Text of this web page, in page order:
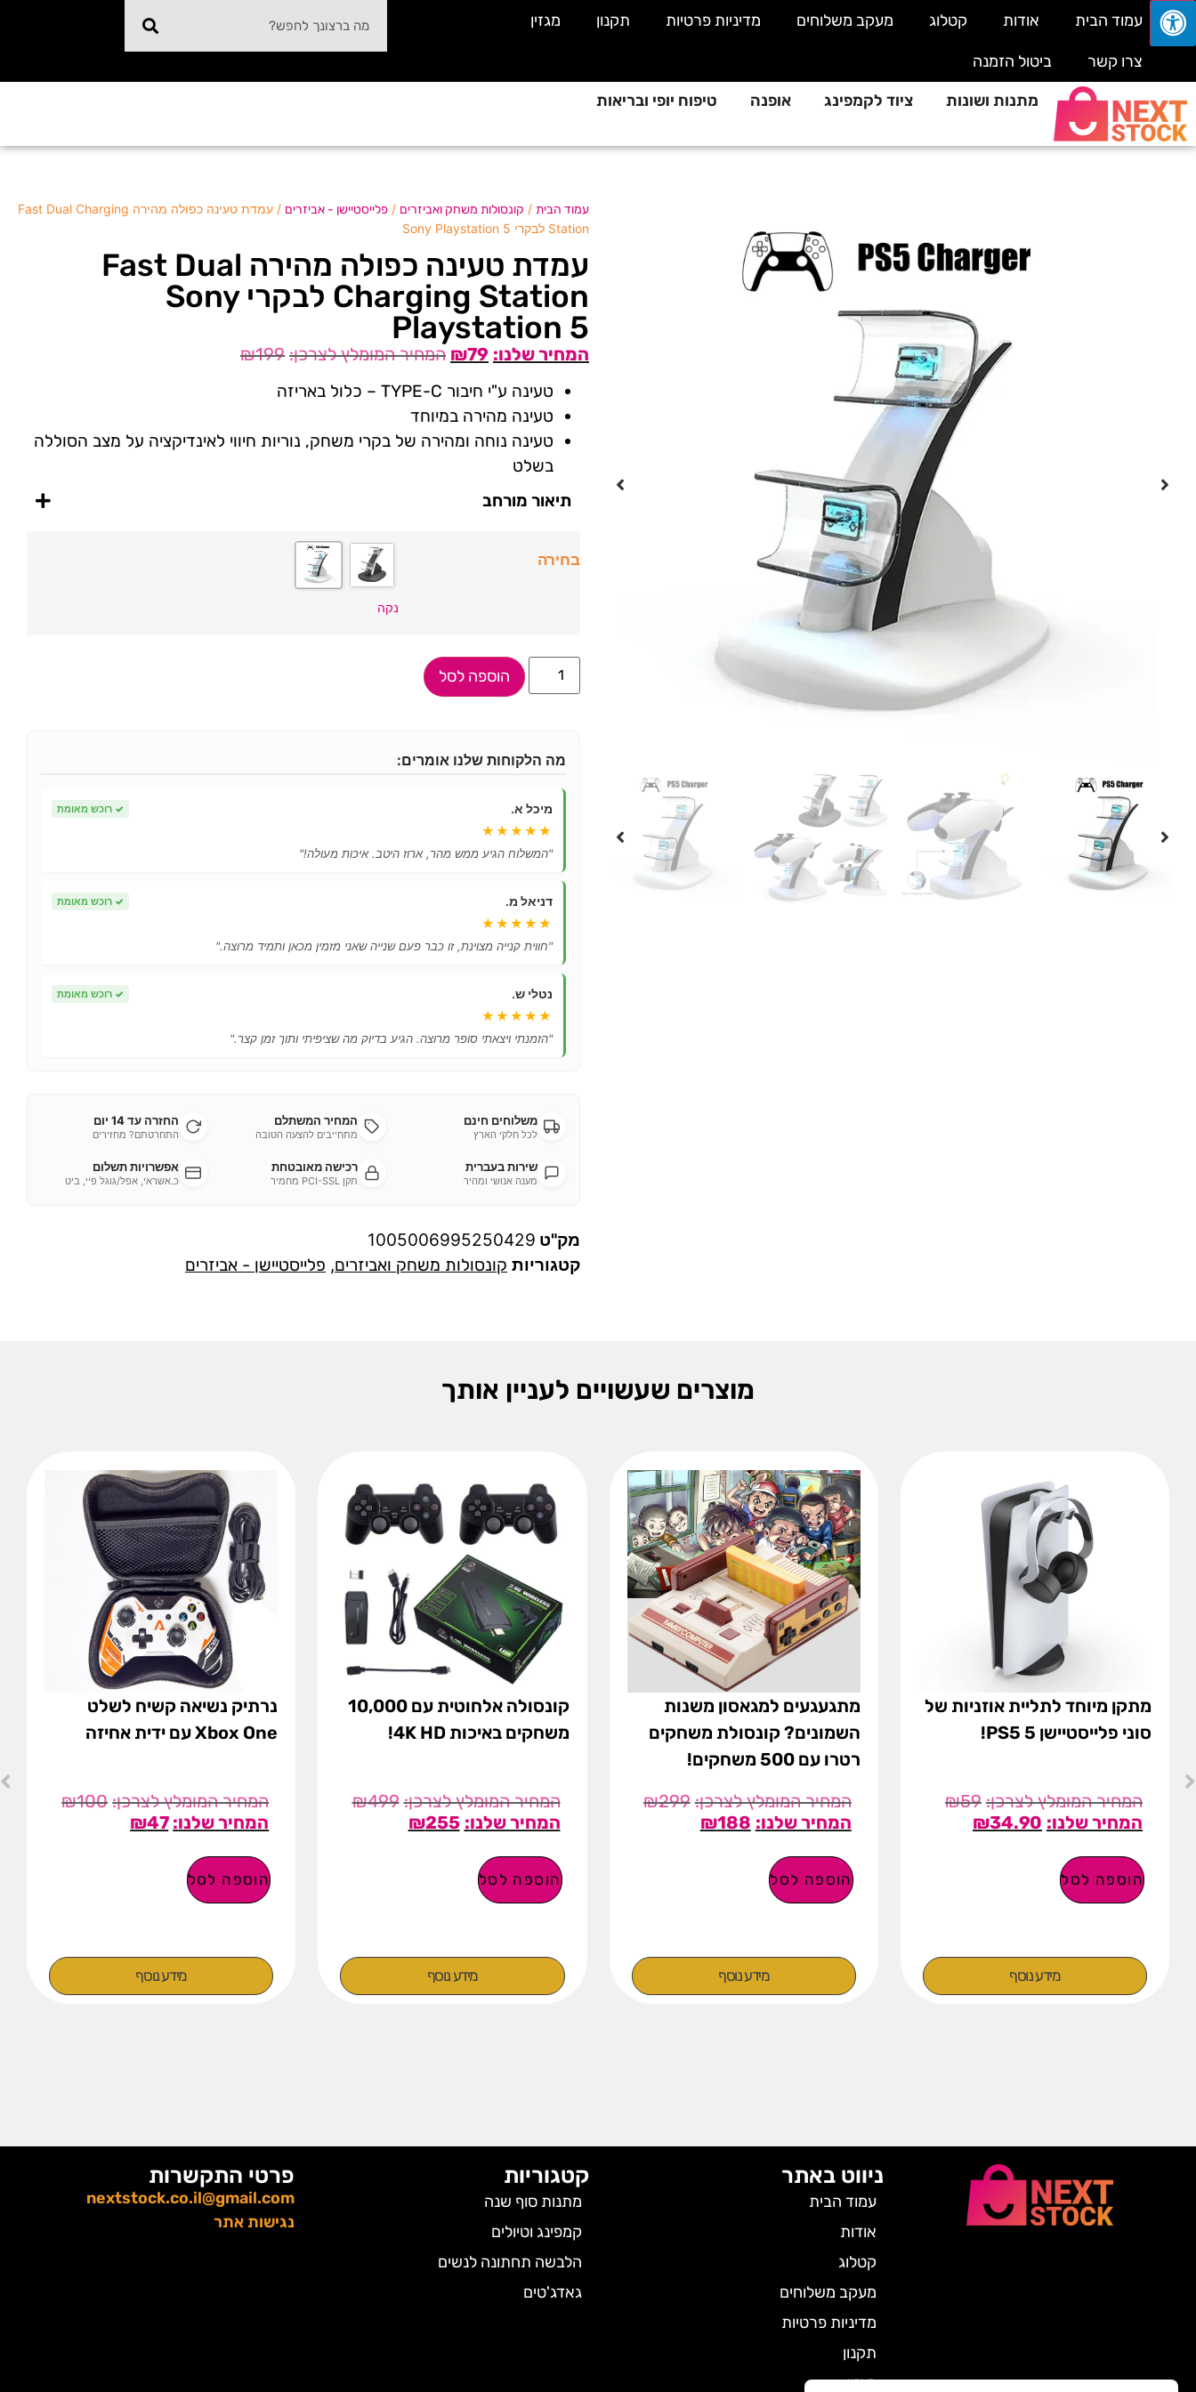
עמוד הבית אודות קטלוג מעקב משלוחים מדיניות פרטיות תקנון מגזין
צרו קשר
ביטול הזמנה
מתנות ושונות
ציוד לקמפינג אופנה טיפוח יופי ובריאות
עמוד הבית / קונסולות משחק ואביזרים / פלייסטיישן - אביזרים
/ עמדת טעינה כפולה מהירה Fast Dual Charging
Station לבקרי Sony Playstation 5
עמדת טעינה כפולה מהירה Fast Dual
Charging Station לבקרי Sony
Playstation 5
₪199 ₪79
טעינה ע"י חיבור TYPE-C – כלול באריזה
טעינה מהירה במיוחד
טעינה נוחה ומהירה של בקרי משחק, נוריות חיווי לאינדיקציה על מצב הסוללה
בשלט
תיאור מורחב
בחירה
נקה
הוספה לסל
מה הלקוחות שלנו אומרים:
מיכל א. ✓ רוכש מאומת
★★★★★
"המשלוח הגיע ממש מהר, ארוז היטב. איכות מעולה!"
דניאל מ. ✓ רוכש מאומת
★★★★★
"חווית קנייה מצוינת, זו כבר פעם שנייה שאני מזמין מכאן ותמיד מרוצה."
נטלי ש. ✓ רוכש מאומת
★★★★★
"הזמנתי ויצאתי סופר מרוצה. הגיע בדיוק מה שציפיתי ותוך זמן קצר."
משלוחים חינם
לכל חלקי הארץ
המחיר המשתלם
מתחייבים להצעה הטובה
החזרה עד 14 יום
התחרטתם? מחזירים
שירות בעברית
מענה אנושי ומהיר
רכישה מאובטחת
תקן PCI-SSL מחמיר
אפשרויות תשלום
כ.אשראי, אפל/גוגל פיי, ביט
מק"ט 1005006995250429
קטגוריות קונסולות משחק ואביזרים, פלייסטיישן - אביזרים
מוצרים שעשויים לעניין אותך
מתקן מיוחד לתליית אוזניות של
סוני פלייסטיישן 5 PS5!
₪59
₪34.90
הוספה לסל
מידע נוסף
מתגעגעים למגאסון משנות
השמונים? קונסולת משחקים
רטרו עם 500 משחקים!
₪299
₪188
הוספה לסל
מידע נוסף
קונסולה אלחוטית עם 10,000
משחקים באיכות 4K HD!
₪499
₪255
הוספה לסל
מידע נוסף
נרתיק נשיאה קשיח לשלט
Xbox One עם ידית אחיזה
₪100
₪47
הוספה לסל
מידע נוסף
ניווט באתר
עמוד הבית
אודות
קטלוג
מעקב משלוחים
מדיניות פרטיות
תקנון
מגזין
קטגוריות
מתנות סוף שנה
קמפינג וטיולים
הלבשה תחתונה לנשים
גאדג'טים
פרטי התקשרות
nextstock.co.il@gmail.com
נגישות אתר